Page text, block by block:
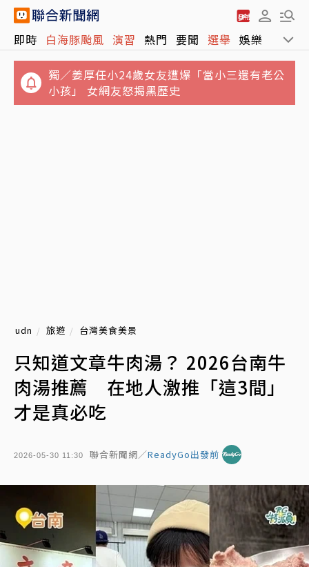
即時 白海豚颱風 演習 熱門 要聞 選舉 娛樂 運動
小孩」 女網友怒揭黑歷史
白海豚颱風龜速前進！東北部海域納海警範圍
周末兩天降雨最明顯
udn 旅遊 台灣美食美景
只知道文章牛肉湯？ 2026台南牛
肉湯推薦 在地人激推「這3間」
才是真必吃
2026-05-30 11:30 聯合新聞網／ReadyGo出發前